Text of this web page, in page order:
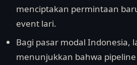
menciptakan permintaan
event lari.
Bagi pasar modal Indonesia,
menunjukkan bahwa